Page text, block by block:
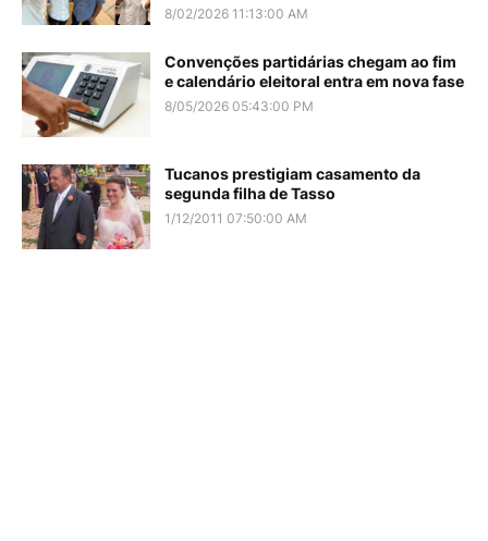
8/02/2026 11:13:00 AM
Convenções partidárias chegam ao fim
e calendário eleitoral entra em nova fase
8/05/2026 05:43:00 PM
Tucanos prestigiam casamento da
segunda filha de Tasso
1/12/2011 07:50:00 AM